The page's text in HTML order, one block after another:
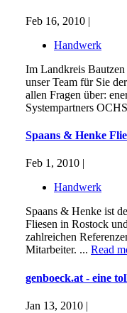
Feb 16, 2010 |
Handwerk
Im Landkreis
unser Team für Sie
allen Fragen über:
Systempartners
Spaans & Henke
Feb 1, 2010 |
Handwerk
Spaans & Henke ist
Fliesen in Rostock
zahlreichen
Mitarbeiter. ... Read
genboeck.at - eine
Jan 13, 2010 |